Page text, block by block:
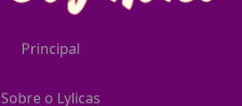
Principal
Sobre o Lylicas